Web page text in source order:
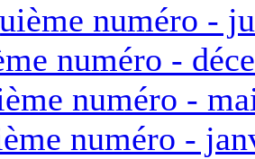
numéro -
numéro -
numéro -
numéro -